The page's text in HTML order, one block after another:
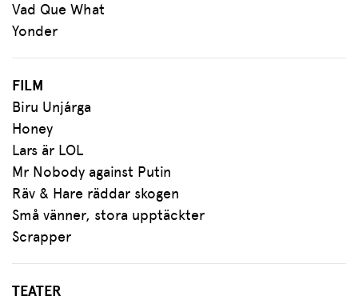
Vad Que What
Yonder
FILM
Biru Unjárga
Honey
Lars är LOL
Mr Nobody against Putin
Räv & Hare räddar skogen
Små vänner, stora upptäckter
Scrapper
TEATER